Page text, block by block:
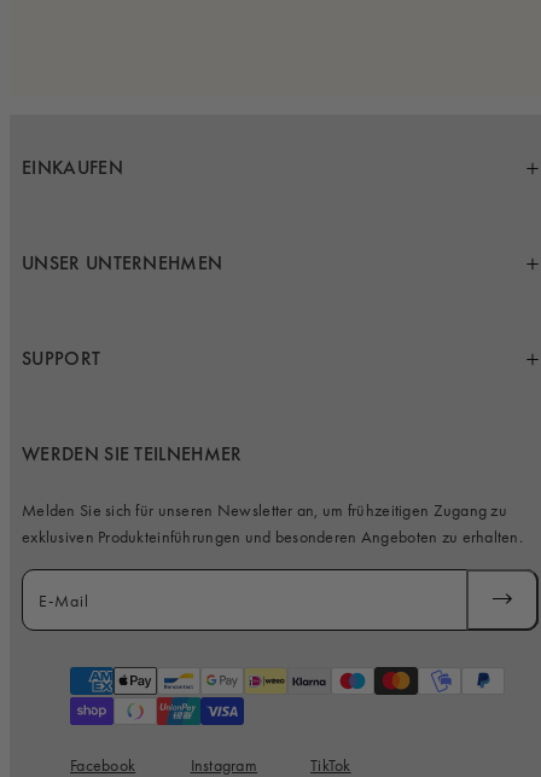
EINKAUFEN
UNSER UNTERNEHMEN
SUPPORT
WERDEN SIE TEILNEHMER
Melden Sie sich für unseren Newsletter an, um frühzeitigen Zugang zu
exklusiven Produkteinführungen und besonderen Angeboten zu erhalten.
E-Mail
Zahlungsarten
Facebook Instagram TikTok